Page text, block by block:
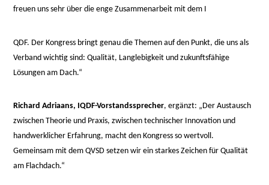
freuen uns sehr über die enge Zusammenarbeit mit dem I
relaisvih12
QDF. Der Kongress bringt genau die Themen auf den Punkt, die uns als
Verband wichtig sind: Qualität, Langlebigkeit und zukunftsfähige
Lösungen am Dach.“
Richard Adriaans, IQDF-Vorstandssprecher, ergänzt: „Der Austausch
zwischen Theorie und Praxis, zwischen technischer Innovation und
handwerklicher Erfahrung, macht den Kongress so wertvoll.
Gemeinsam mit dem QVSD setzen wir ein starkes Zeichen für Qualität
am Flachdach.“